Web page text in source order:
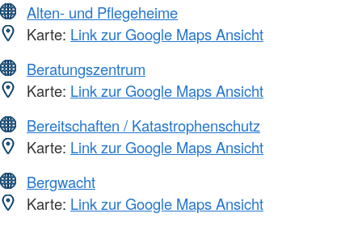
Alten- und Pflegeheime
Karte: Link zur Google Maps Ansicht
Beratungszentrum
Karte: Link zur Google Maps Ansicht
Bereitschaften / Katastrophenschutz
Karte: Link zur Google Maps Ansicht
Bergwacht
Karte: Link zur Google Maps Ansicht